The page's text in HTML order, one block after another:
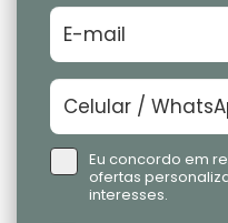
Eu concordo em
ofertas
interesses.